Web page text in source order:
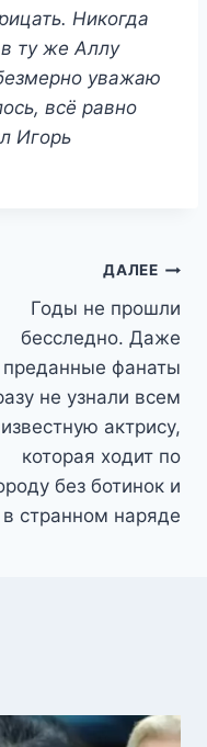
Никогда
ту же Аллу
уважаю
всё равно
Игорь
ДАЛЕЕ
Годы не прошли
бесследно. Даже
преданные фанаты
не узнали всем
известную актрису,
которая ходит по
без ботинок и
в странном наряде